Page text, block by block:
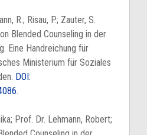
R.; Risau, P.; Zauter, S.
Blended Counseling in der
Eine Handreichung für
Ministerium für Soziales
DOI:
.
Prof. Dr. Lehmann, Robert;